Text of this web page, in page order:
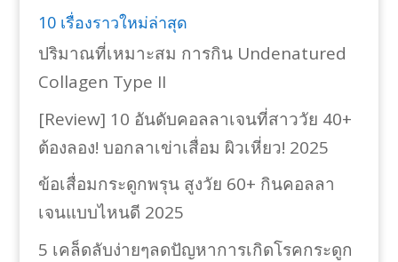
10 เรื่องราวใหม่ล่าสุด
ปริมาณที่เหมาะสม การกิน Undenatured
Collagen Type II
[Review] 10 อันดับคอลลาเจนที่สาววัย 40+
ต้องลอง! บอกลาเข่าเสื่อม ผิวเหี่ยว! 2025
ข้อเสื่อมกระดูกพรุน สูงวัย 60+ กินคอลลา
เจนแบบไหนดี 2025
5 เคล็ดลับง่ายๆลดปัญหาการเกิดโรคกระดูก